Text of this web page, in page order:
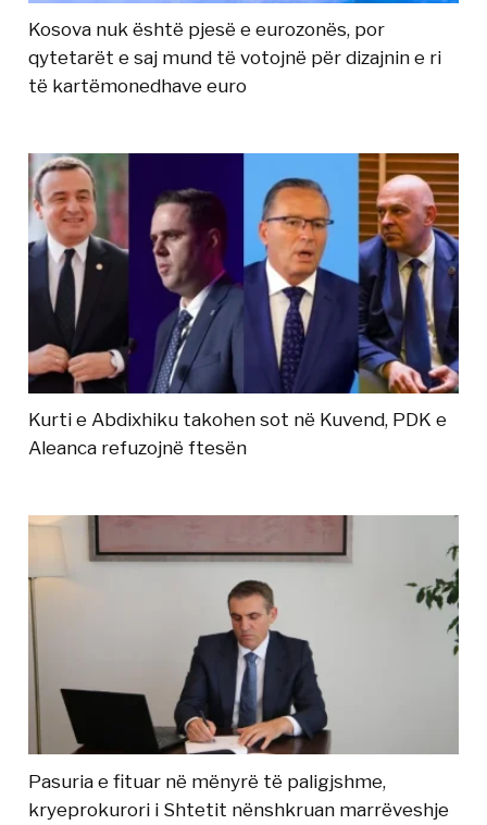
Kosova nuk është pjesë e eurozonës, por
qytetarët e saj mund të votojnë për dizajnin e ri
të kartëmonedhave euro
Kurti e Abdixhiku takohen sot në Kuvend, PDK e
Aleanca refuzojnë ftesën
Pasuria e fituar në mënyrë të paligjshme,
kryeprokurori i Shtetit nënshkruan marrëveshje